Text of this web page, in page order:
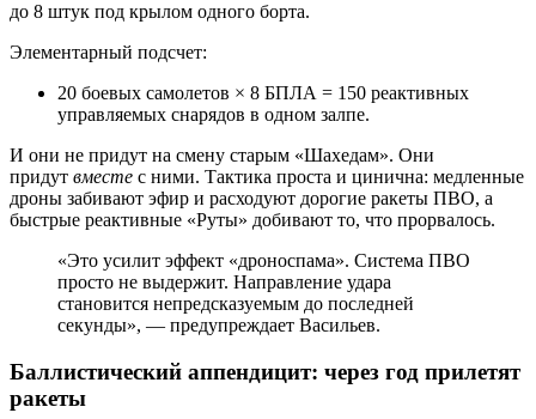
до 8 штук под крылом одного борта.
Элементарный подсчет:
20 боевых самолетов × 8 БПЛА = 150 реактивных
управляемых снарядов в одном залпе.
И они не придут на смену старым «Шахедам». Они
придут вместе с ними. Тактика проста и цинична: медленные
дроны забивают эфир и расходуют дорогие ракеты ПВО, а
быстрые реактивные «Руты» добивают то, что прорвалось.
«Это усилит эффект «дроноспама». Система ПВО
просто не выдержит. Направление удара
становится непредсказуемым до последней
секунды», — предупреждает Васильев.
Баллистический аппендицит: через год прилетят
ракеты